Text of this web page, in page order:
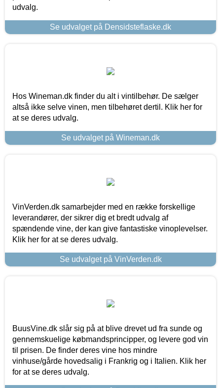
udvalg.
Se udvalget på Densidsteflaske.dk
Hos Wineman.dk finder du alt i vintilbehør. De sælger
altså ikke selve vinen, men tilbehøret dertil. Klik her for
at se deres udvalg.
Se udvalget på Wineman.dk
VinVerden.dk samarbejder med en række forskellige
leverandører, der sikrer dig et bredt udvalg af
spændende vine, der kan give fantastiske vinoplevelser.
Klik her for at se deres udvalg.
Se udvalget på VinVerden.dk
BuusVine.dk slår sig på at blive drevet ud fra sunde og
gennemskuelige købmandsprincipper, og levere god vin
til prisen. De finder deres vine hos mindre
vinhuse/gårde hovedsalig i Frankrig og i Italien. Klik her
for at se deres udvalg.